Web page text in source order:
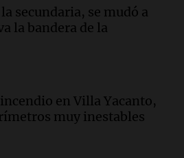
vientos afectan a Tafí del
secundaria, se mudó a
la bandera de la
en Villa Yacanto,
muy inestables